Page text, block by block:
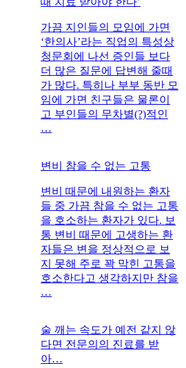
가끔 지인들의 모임에 가면
‘한의사’라는 직업의 특성상
청문회에 나선 증인들 보다
더 많은 질문에 답변해 줄때
가 많다. 특히나 부부 동반 모
임에 가면 친구들은 물론이
고 부인들의 무차별(?)적인
…
변비 참을 수 없는 고통
변비 때문에 내원하는 환자
들 중 가끔 참을 수 없는 고통
을 호소하는 환자가 있다. 보
통 변비 때문에 고생하는 환
자들은 변을 정상적으로 보
지 못해 주로 꽉 막힌 고통을
호소한다고 생각하지만 참을
…
술 깨는 속도가 예전 같지 않
다면 전문의의 진료를 받
아…